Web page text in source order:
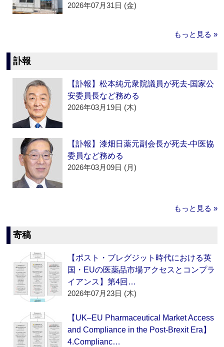
2026年07月31日 (金)
もっと見る »
訃報
【訃報】松本純元衆院議員が死去‐国家公
安委員長など務める
2026年03月19日 (木)
【訃報】漆畑日薬元副会長が死去‐中医協
委員など務める
2026年03月09日 (月)
もっと見る »
寄稿
【ポスト・ブレグジット時代における英
国・EUの医薬品市場アクセスとコンプラ
イアンス】第4回…
2026年07月23日 (木)
【UK–EU Pharmaceutical Market Access
and Compliance in the Post-Brexit Era】
4.Complianc…